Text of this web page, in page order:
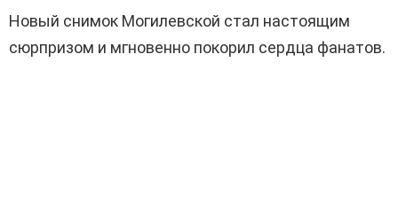
Новый снимок Могилевской стал настоящим
сюрпризом и мгновенно покорил сердца фанатов.